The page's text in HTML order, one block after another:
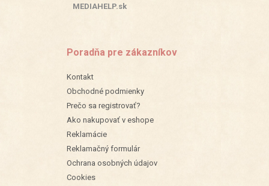
MEDIAHELP.sk
Poradňa pre zákazníkov
Kontakt
Obchodné podmienky
Prečo sa registrovať?
Ako nakupovať v eshope
Reklamácie
Reklamačný formulár
Ochrana osobných údajov
Cookies